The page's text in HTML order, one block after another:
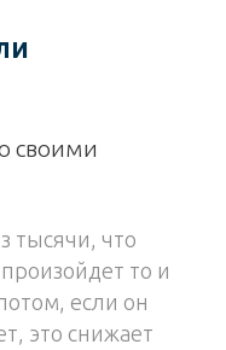
своими
тысячи, что
то и
если он
это снижает